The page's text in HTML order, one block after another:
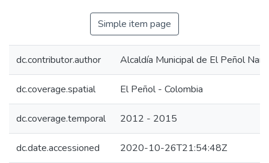
Simple item page
dc.contributor.author Alcaldía Municipal de El Peñol
dc.coverage.spatial El Peñol - Colombia
dc.coverage.temporal 2012 - 2015
dc.date.accessioned 2020-10-26T21:54:48Z